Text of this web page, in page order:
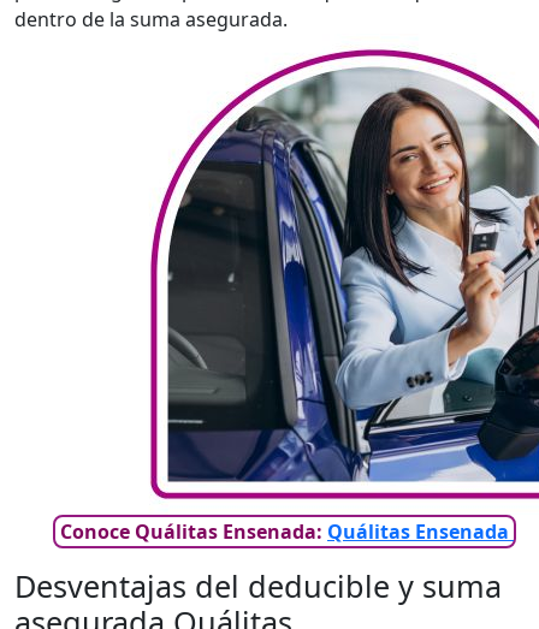
dentro de la suma asegurada.
Conoce Quálitas Ensenada: Quálitas Ensenada
Desventajas del deducible y suma